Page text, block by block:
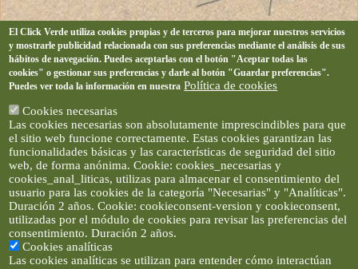
El Click Verde utiliza cookies propias y de terceros para mejorar nuestros servicios
y mostrarle publicidad relacionada con sus preferencias mediante el análisis de sus
hábitos de navegación. Puedes aceptarlas con el botón "Aceptar todas las
cookies" o gestionar sus preferencias y darle al botón "Guardar preferencias".
Puedes ver toda la información en nuestra Política de cookies
Cookies necesarias
Las cookies necesarias son absolutamente imprescindibles para que
el sitio web funcione correctamente. Estas cookies garantizan las
funcionalidades básicas y las características de seguridad del sitio
web, de forma anónima. Cookie: cookies_necesarias y
cookies_anal_liticas, utilizas para almacenar el consentimiento del
usuario para las cookies de la categoría "Necesarias" y "Analíticas".
Duración 2 años. Cookie: cookieconsent-version y cookieconsent,
utilizadas por el módulo de cookies para revisar las preferencias del
consentimiento. Duración 2 años.
Cookies analíticas
Las cookies analíticas se utilizan para entender cómo interactúan